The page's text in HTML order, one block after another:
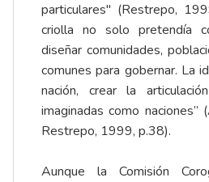
particulares" (Restrepo,
criolla no solo pretendía
diseñar comunidades,
comunes para gobernar. La
nación, crear la
imaginadas como
Restrepo, 1999, p.38).
Aunque la Comisión